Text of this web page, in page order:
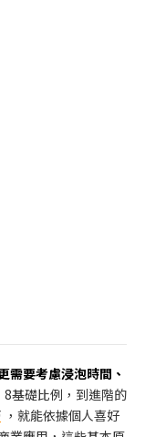
需要考慮浸泡時間、
8基礎比例，到進階的
，就能依據個人喜好